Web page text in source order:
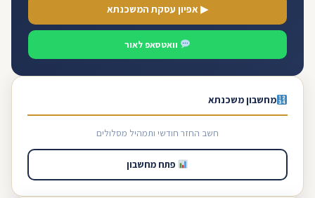
▶ אפיון עסקת המשכנתא
וואטסאפ לאור
מחשבון משכנתא
חשב החזר חודשי ותמהיל מסלולים
פתח מחשבון